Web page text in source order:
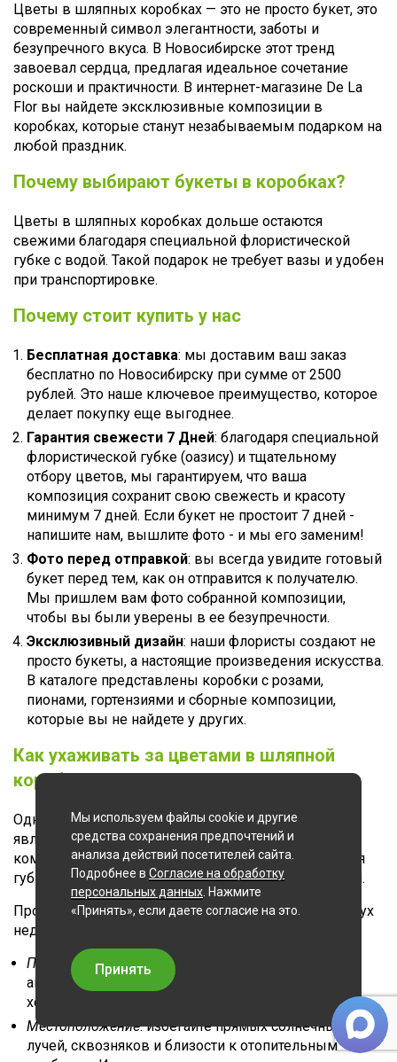
Цветы в шляпных коробках — это не просто букет, это
современный символ элегантности, заботы и
безупречного вкуса. В Новосибирске этот тренд
завоевал сердца, предлагая идеальное сочетание
роскоши и практичности. В интернет-магазине De La
Flor вы найдете эксклюзивные композиции в
коробках, которые станут незабываемым подарком на
любой праздник.
Почему выбирают букеты в коробках?
Цветы в шляпных коробках дольше остаются
свежими благодаря специальной флористической
губке с водой. Такой подарок не требует вазы и удобен
при транспортировке.
Почему стоит купить у нас
Бесплатная доставка: мы доставим ваш заказ
бесплатно по Новосибирску при сумме от 2500
рублей. Это наше ключевое преимущество, которое
делает покупку еще выгоднее.
Гарантия свежести 7 Дней: благодаря специальной
флористической губке (оазису) и тщательному
отбору цветов, мы гарантируем, что ваша
композиция сохранит свою свежесть и красоту
минимум 7 дней. Если букет не простоит 7 дней -
напишите нам, вышлите фото - и мы его заменим!
Фото перед отправкой: вы всегда увидите готовый
букет перед тем, как он отправится к получателю.
Мы пришлем вам фото собранной композиции,
чтобы вы были уверены в ее безупречности.
Эксклюзивный дизайн: наши флористы создают не
просто букеты, а настоящие произведения искусства.
В каталоге представлены коробки с розами,
пионами, гортензиями и сборные композиции,
которые вы не найдете у других.
Как ухаживать за цветами в шляпной
коробке
Одним из главных преимуществ цветов в коробке
является их долговечность. Внутри каждой
композиции находится специальная флористическая
губка, пропитанная водой и питательным раствором.
Простой уход, который продлит жизнь букета до двух
недель:
Полив
: достаточно ежедневно или через день
аккуратно подливать небольшое количество
холодной воды прямо на губку-оазис.
Местоположение: избегайте прямых солнечных
лучей, сквозняков и близости к отопительным
Мы используем файлы cookie и другие
средства сохранения предпочтений и
анализа действий посетителей сайта.
Подробнее в Согласие на обработку
персональных данных . Нажмите
«Принять», если даете согласие на это.
Принять